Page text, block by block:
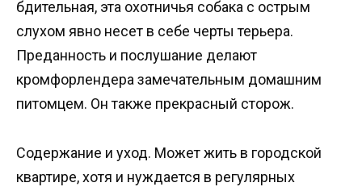
бдительная, эта охотничья собака с острым
слухом явно несет в себе черты терьера.
Преданность и послушание делают
кромфорлендера замечательным домашним
питомцем. Он также прекрасный сторож.
Содержание и уход. Может жить в городской
квартире, хотя и нуждается в регулярных